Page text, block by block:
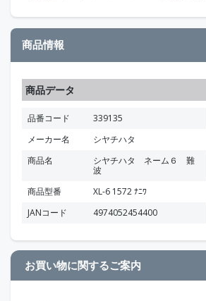
商品情報
商品データ
品番コード
339135
メーカー名
シヤチハタ
商品名
シヤチハタ ネーム６ 難
波
商品型番
XL-6 1572 ﾅﾆﾜ
JANコード
4974052454400
お買い物に関するご案内